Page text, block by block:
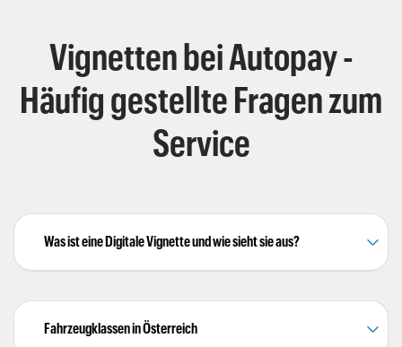
Vignetten bei Autopay -
Häufig gestellte Fragen zum
Service
Was ist eine Digitale Vignette und wie sieht sie aus?
Fahrzeugklassen in Österreich